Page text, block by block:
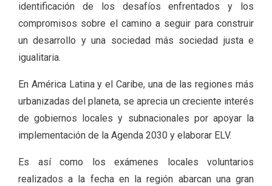
identificación de los desafíos enfrentados y los
compromisos sobre el camino a seguir para construir
un desarrollo y una sociedad más sociedad justa e
igualitaria.
En América Latina y el Caribe, una de las regiones más
urbanizadas del planeta, se aprecia un creciente interés
de gobiernos locales y subnacionales por apoyar la
implementación de la Agenda 2030 y elaborar ELV.
Es así como los exámenes locales voluntarios
realizados a la fecha en la región abarcan una gran